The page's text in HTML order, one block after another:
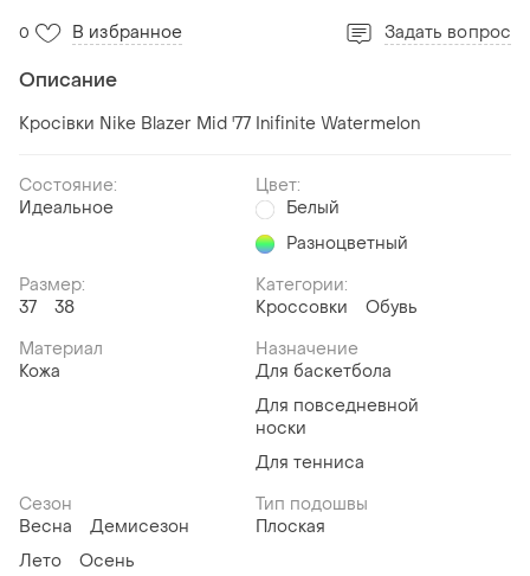
0 В избранное Задать вопрос
Описание
Кросівки Nike Blazer Mid '77 Inifinite Watermelon
Состояние:
Идеальное
Цвет:
Белый
Разноцветный
Размер:
37
38
Категории:
Кроссовки
Обувь
Материал
Кожа
Назначение
Для баскетбола
Для повседневной
носки
Для тенниса
Сезон
Весна
Демисезон
Лето
Осень
Тип подошвы
Плоская